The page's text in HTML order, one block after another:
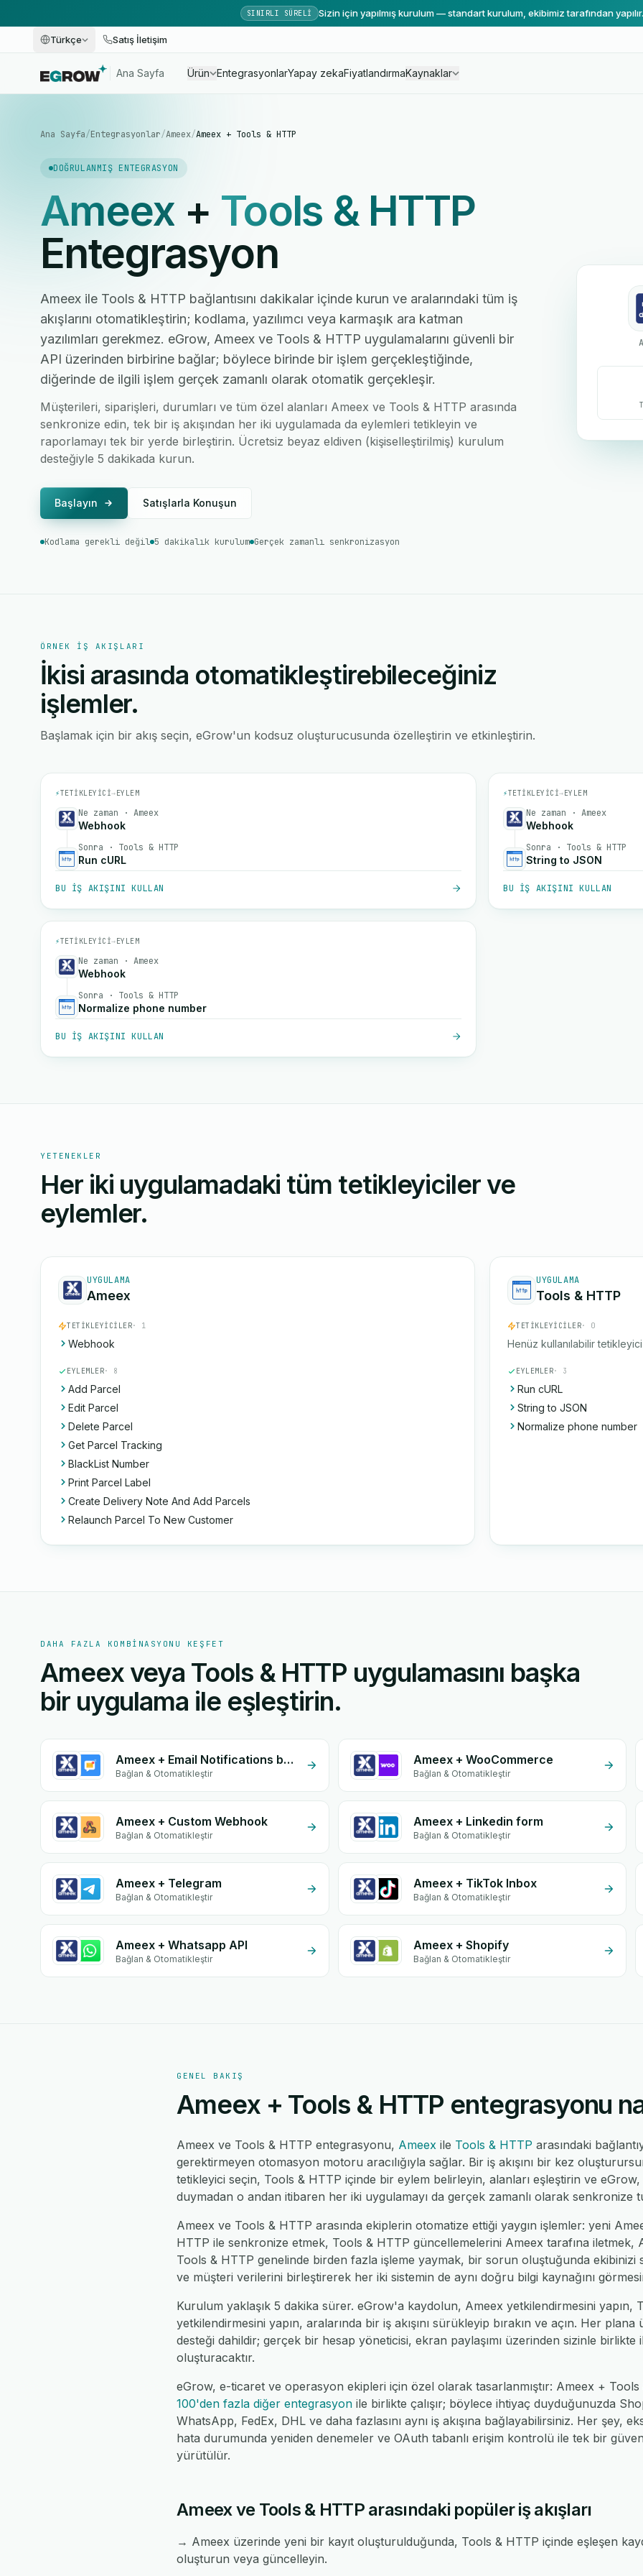
SINIRLI SÜRELI Sizin için yapılmış kurulum — standart kurulum, ekibimiz tarafından yapılır.
Türkçe Satış İletişim
Ana Sayfa Ürün EntegrasyonlarYapay zekaFiyatlandırmaKaynaklar
Ana Sayfa/Entegrasyonlar/Ameex/Ameex + Tools & HTTP
DOĞRULANMIŞ ENTEGRASYON
Ameex + Tools & HTTP
Entegrasyon
Ameex ile Tools & HTTP bağlantısını dakikalar içinde kurun ve aralarındaki tüm iş
akışlarını otomatikleştirin; kodlama, yazılımcı veya karmaşık ara katman
yazılımları gerekmez. eGrow, Ameex ve Tools & HTTP uygulamalarını güvenli bir
API üzerinden birbirine bağlar; böylece birinde bir işlem gerçekleştiğinde,
diğerinde de ilgili işlem gerçek zamanlı olarak otomatik gerçekleşir.
Müşterileri, siparişleri, durumları ve tüm özel alanları Ameex ve Tools & HTTP arasında
senkronize edin, tek bir iş akışından her iki uygulamada da eylemleri tetikleyin ve
raporlamayı tek bir yerde birleştirin. Ücretsiz beyaz eldiven (kişiselleştirilmiş) kurulum
desteğiyle 5 dakikada kurun.
Başlayın Satışlarla Konuşun
Kodlama gerekli değil 5 dakikalık kurulum Gerçek zamanlı senkronizasyon
ÖRNEK IŞ AKIŞLARI
İkisi arasında otomatikleştirebileceğiniz
işlemler.
Başlamak için bir akış seçin, eGrow'un kodsuz oluşturucusunda özelleştirin ve etkinleştirin.
⚡TETIKLEYICI→EYLEM
Ne zaman · Ameex
Webhook
Sonra · Tools & HTTP
Run cURL
BU IŞ AKIŞINI KULLAN
⚡TETIKLEYICI→EYLEM
Ne zaman · Ameex
Webhook
Sonra · Tools & HTTP
String to JSON
BU IŞ AKIŞINI KULLAN
⚡TETIKLEYICI→EYLEM
Ne zaman · Ameex
Webhook
Sonra · Tools & HTTP
Normalize phone number
BU IŞ AKIŞINI KULLAN
YETENEKLER
Her iki uygulamadaki tüm tetikleyiciler ve
eylemler.
UYGULAMA
Ameex
TETIKLEYICILER· 1
Webhook
EYLEMLER· 8
Add Parcel
Edit Parcel
Delete Parcel
Get Parcel Tracking
BlackList Number
Print Parcel Label
Create Delivery Note And Add Parcels
Relaunch Parcel To New Customer
UYGULAMA
Tools & HTTP
TETIKLEYICILER· 0
Henüz kullanılabilir
EYLEMLER· 3
Run cURL
String to JSON
Normalize phone number
DAHA FAZLA KOMBINASYONU KEŞFET
Ameex veya Tools & HTTP uygulamasını başka
bir uygulama ile eşleştirin.
Ameex + Email Notifications by eGrow
Bağlan & Otomatikleştir
Ameex + WooCommerce
Bağlan & Otomatikleştir
Ameex + Custom Webhook
Bağlan & Otomatikleştir
Ameex + Linkedin form
Bağlan & Otomatikleştir
Ameex + Telegram
Bağlan & Otomatikleştir
Ameex + TikTok Inbox
Bağlan & Otomatikleştir
Ameex + Whatsapp API
Bağlan & Otomatikleştir
Ameex + Shopify
Bağlan & Otomatikleştir
GENEL BAKIŞ
Ameex + Tools & HTTP entegrasyonu
Ameex ve Tools & HTTP entegrasyonu, Ameex ile Tools & HTTP arasındaki
gerektirmeyen otomasyon motoru aracılığıyla sağlar. Bir iş akışını bir kez
tetikleyici seçin, Tools & HTTP içinde bir eylem belirleyin, alanları eşleştirin ve eGrow,
duymadan o andan itibaren her iki uygulamayı da gerçek zamanlı olarak senkronize
Ameex ve Tools & HTTP arasında ekiplerin otomatize ettiği yaygın işlemler: yeni
HTTP ile senkronize etmek, Tools & HTTP güncellemelerini Ameex tarafına iletmek,
Tools & HTTP genelinde birden fazla işleme yaymak, bir sorun oluştuğunda
ve müşteri verilerini birleştirerek her iki sistemin de aynı doğru bilgi kaynağını
Kurulum yaklaşık 5 dakika sürer. eGrow'a kaydolun, Ameex yetkilendirmesini yapın,
yetkilendirmesini yapın, aralarında bir iş akışını sürükleyip bırakın ve açın. Her
desteği dahildir; gerçek bir hesap yöneticisi, ekran paylaşımı üzerinden sizinle birlikte ilk
oluşturacaktır.
eGrow, e-ticaret ve operasyon ekipleri için özel olarak tasarlanmıştır: Ameex +
100'den fazla diğer entegrasyon ile birlikte çalışır; böylece ihtiyaç duyduğunuzda
WhatsApp, FedEx, DHL ve daha fazlasını aynı iş akışına bağlayabilirsiniz. Her şey,
hata durumunda yeniden denemeler ve OAuth tabanlı erişim kontrolü ile tek bir
yürütülür.
Ameex ve Tools & HTTP arasındaki popüler iş akışları
→ Ameex üzerinde yeni bir kayıt oluşturulduğunda, Tools & HTTP içinde eşleşen
oluşturun veya güncelleyin.